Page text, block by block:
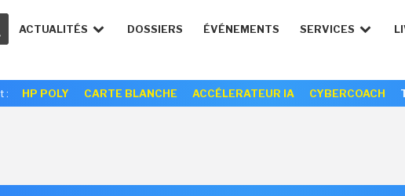
ACTUALITÉS DOSSIERS ÉVÉNEMENTS SERVICES
: HP POLY CARTE BLANCHE ACCÉLERATEUR IA CYBERCOACH